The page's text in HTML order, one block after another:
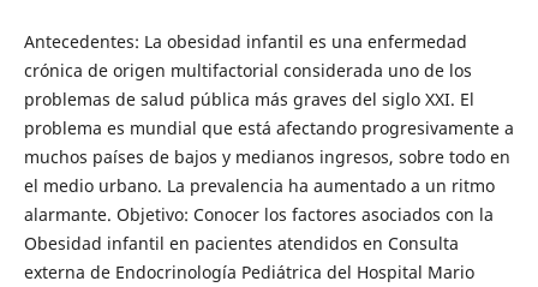
Antecedentes: La obesidad infantil es una enfermedad
crónica de origen multifactorial considerada uno de los
problemas de salud pública más graves del siglo XXI. El
problema es mundial que está afectando progresivamente a
muchos países de bajos y medianos ingresos, sobre todo en
el medio urbano. La prevalencia ha aumentado a un ritmo
alarmante. Objetivo: Conocer los factores asociados con la
Obesidad infantil en pacientes atendidos en Consulta
externa de Endocrinología Pediátrica del Hospital Mario